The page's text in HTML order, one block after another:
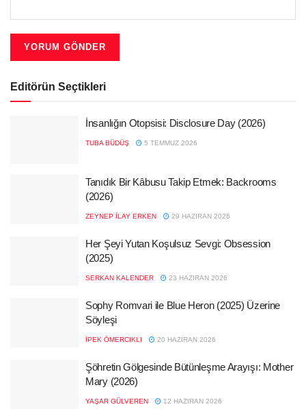
Editörün Seçtikleri
İnsanlığın Otopsisi: Disclosure Day (2026)
TUBA BÜDÜŞ 5 TEMMUZ 2026
Tanıdık Bir Kâbusu Takip Etmek: Backrooms
(2026)
ZEYNEP İLAY ERKEN 29 HAZIRAN 2026
Her Şeyi Yutan Koşulsuz Sevgi: Obsession
(2025)
SERKAN KALENDER 23 HAZIRAN 2026
Sophy Romvari ile Blue Heron (2025) Üzerine
Söyleşi
İPEK ÖMERCIKLI 20 HAZIRAN 2026
Şöhretin Gölgesinde Bütünleşme Arayışı: Mother
Mary (2026)
YAŞAR GÜLVEREN 12 HAZIRAN 2026